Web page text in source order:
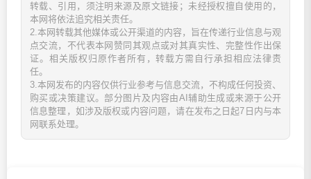
转载、引用，须注明来源及原文链接；未经授权擅自使用的，
本网将依法追究相关责任。
2.本网转载其他媒体或公开渠道的内容，旨在传递行业信息与观
点交流，不代表本网赞同其观点或对其真实性、完整性作出保
证。相关版权归原作者所有，转载方需自行承担相应法律责
任。
3.本网发布的内容仅供行业参考与信息交流，不构成任何投资、
购买或决策建议。部分图片及内容由AI辅助生成或来源于公开
信息整理，如涉及版权或内容问题，请在发布之日起7日内与本
网联系处理。